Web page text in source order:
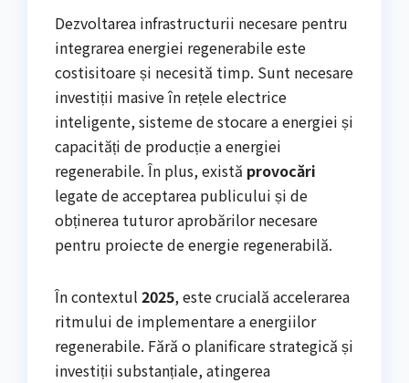
Dezvoltarea infrastructurii necesare pentru
integrarea energiei regenerabile este
costisitoare și necesită timp. Sunt necesare
investiții masive în rețele electrice
inteligente, sisteme de stocare a energiei și
capacități de producție a energiei
regenerabile. În plus, există provocări
legate de acceptarea publicului și de
obținerea tuturor aprobărilor necesare
pentru proiecte de energie regenerabilă.
În contextul 2025, este crucială accelerarea
ritmului de implementare a energiilor
regenerabile. Fără o planificare strategică și
investiții substanțiale, atingerea